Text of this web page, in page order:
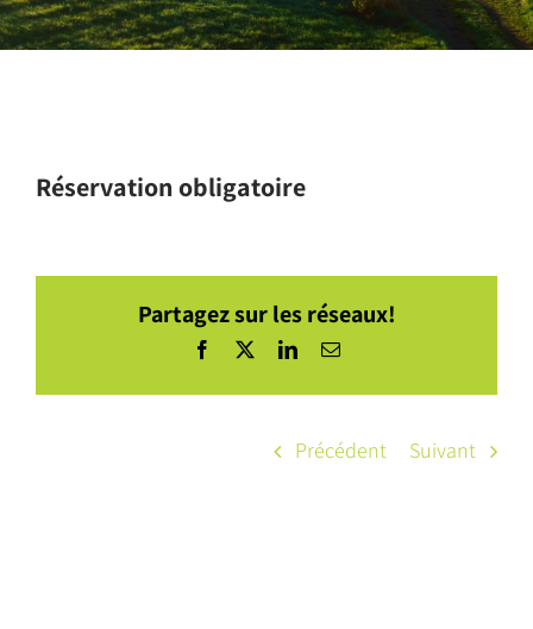
Réservation obligatoire
Partagez sur les réseaux!
Facebook LinkedInCourriel
Précédent Suivant